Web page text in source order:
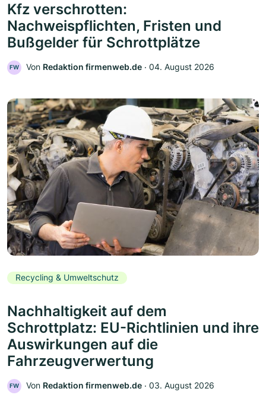
Kfz verschrotten:
Nachweispflichten, Fristen und
Bußgelder für Schrottplätze
FW Von Redaktion firmenweb.de ‧ 04. August 2026
Recycling & Umweltschutz
Nachhaltigkeit auf dem
Schrottplatz: EU-Richtlinien und ihre
Auswirkungen auf die
Fahrzeugverwertung
FW Von Redaktion firmenweb.de ‧ 03. August 2026